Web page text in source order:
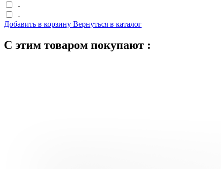
-
-
Добавить в корзину Вернуться в каталог
С этим товаром покупают :